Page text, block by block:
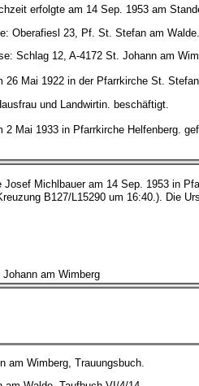
erfolgte am 14 Sep. 1953 am
Oberafiesl 23, Pf. St. Stefan am Walde. .
Schlag 12, A-4172 St. Johann am
26 Mai 1922 in der Pfarrkirche St.
und Landwirtin. beschäftigt.
2 Mai 1933 in Pfarrkirche Helfenberg.
Josef Michlbauer am 14 Sep. 1953 in
B127/L15290 um 16:40.). Die
am Wimberg
am Wimberg, Trauungsbuch.